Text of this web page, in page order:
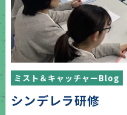
ミスト＆キャッチャーBlog
シンデレラ研修